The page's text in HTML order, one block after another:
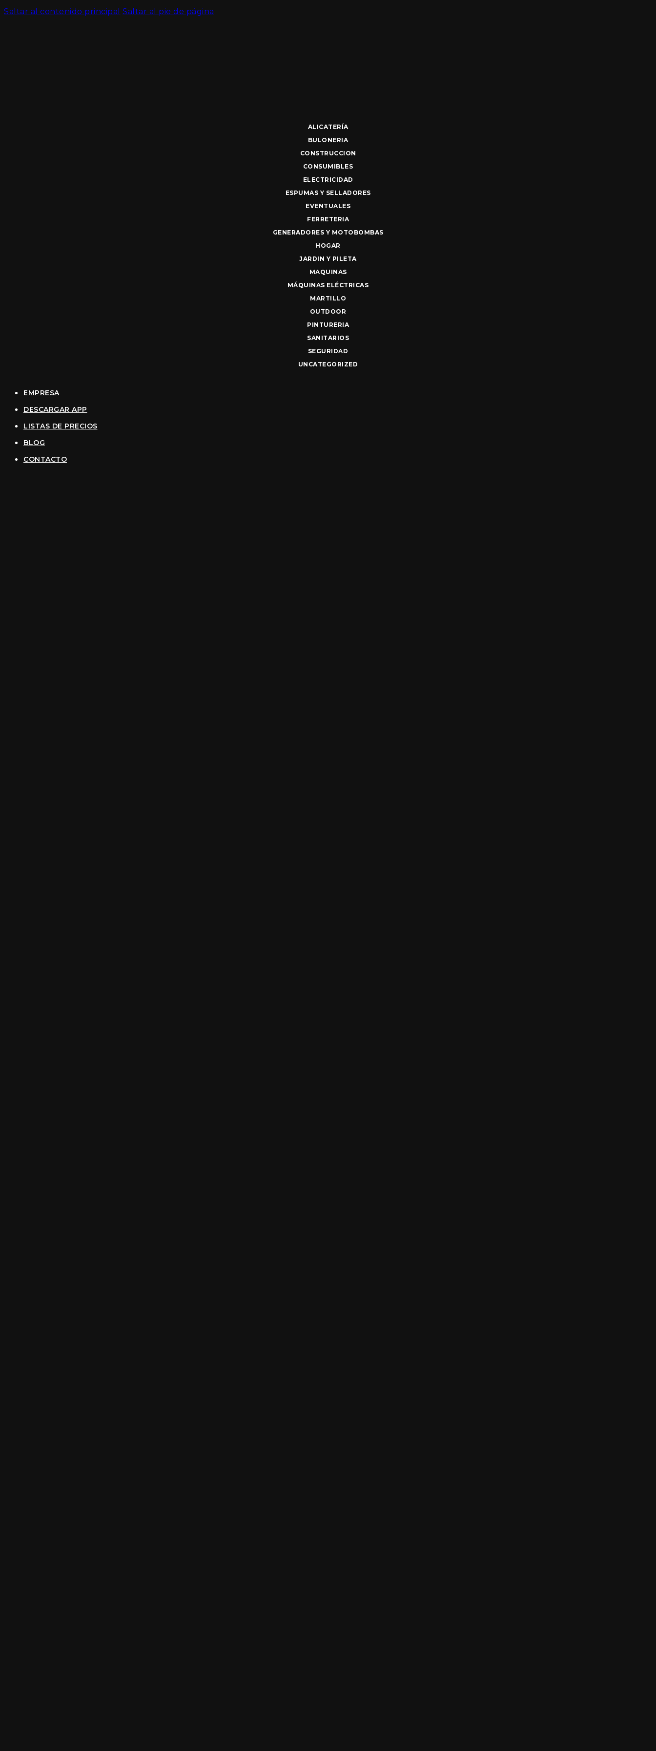
Saltar al contenido principal Saltar al pie de página
ALICATERÍA
BULONERIA
CONSTRUCCION
CONSUMIBLES
ELECTRICIDAD
ESPUMAS Y SELLADORES
EVENTUALES
FERRETERIA
GENERADORES Y MOTOBOMBAS
HOGAR
JARDIN Y PILETA
MAQUINAS
MÁQUINAS ELÉCTRICAS
MARTILLO
OUTDOOR
PINTURERIA
SANITARIOS
SEGURIDAD
UNCATEGORIZED
EMPRESA
DESCARGAR APP
LISTAS DE PRECIOS
BLOG
CONTACTO